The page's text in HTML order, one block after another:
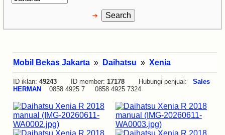
Mobil Bekas Jakarta » Daihatsu » Xenia
ID iklan: 49243 ID member: 17178 Hubungi penjual: Sales
HERMAN
0858 4925 7 0858 4925 7324